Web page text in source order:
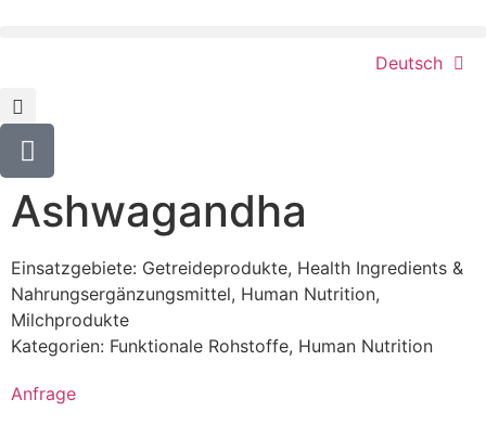
Deutsch
Ashwagandha
Einsatzgebiete: Getreideprodukte, Health Ingredients &
Nahrungsergänzungsmittel, Human Nutrition,
Milchprodukte
Kategorien: Funktionale Rohstoffe, Human Nutrition
Anfrage